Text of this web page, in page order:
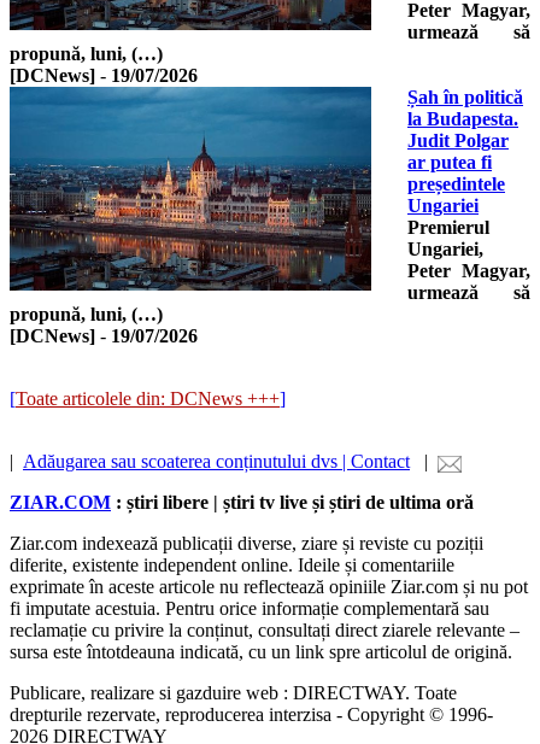
Peter Magyar,
urmează să
propună, luni, (…)
[DCNews] - 19/07/2026
Șah în politică
la Budapesta.
Judit Polgar
ar putea fi
președintele
Ungariei
Premierul
Ungariei,
Peter Magyar,
urmează să
propună, luni, (…)
[DCNews] - 19/07/2026
[Toate articolele din: DCNews +++]
| Adăugarea sau scoaterea conținutului dvs | Contact |
ZIAR.COM : știri libere | știri tv live și știri de ultima oră
Ziar.com indexează publicații diverse, ziare și reviste cu poziții
diferite, existente independent online. Ideile și comentariile
exprimate în aceste articole nu reflectează opiniile Ziar.com și nu pot
fi imputate acestuia. Pentru orice informație complementară sau
reclamație cu privire la conținut, consultați direct ziarele relevante –
sursa este întotdeauna indicată, cu un link spre articolul de origină.
Publicare, realizare si gazduire web : DIRECTWAY. Toate
drepturile rezervate, reproducerea interzisa - Copyright © 1996-
2026 DIRECTWAY